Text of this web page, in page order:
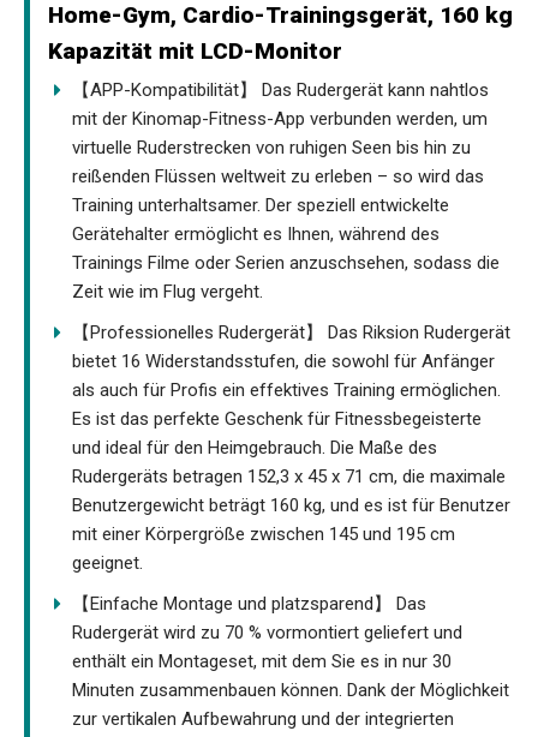
Home-Gym, Cardio-Trainingsgerät, 160 kg
Kapazität mit LCD-Monitor
【APP-Kompatibilität】 Das Rudergerät kann nahtlos
mit der Kinomap-Fitness-App verbunden werden, um
virtuelle Ruderstrecken von ruhigen Seen bis hin zu
reißenden Flüssen weltweit zu erleben – so wird das
Training unterhaltsamer. Der speziell entwickelte
Gerätehalter ermöglicht es Ihnen, während des
Trainings Filme oder Serien anzuschsehen, sodass die
Zeit wie im Flug vergeht.
【Professionelles Rudergerät】 Das Riksion Rudergerät
bietet 16 Widerstandsstufen, die sowohl für Anfänger
als auch für Profis ein effektives Training ermöglichen.
Es ist das perfekte Geschenk für Fitnessbegeisterte
und ideal für den Heimgebrauch. Die Maße des
Rudergeräts betragen 152,3 x 45 x 71 cm, die maximale
Benutzergewicht beträgt 160 kg, und es ist für Benutzer
mit einer Körpergröße zwischen 145 und 195 cm
geeignet.
【Einfache Montage und platzsparend】 Das
Rudergerät wird zu 70 % vormontiert geliefert und
enthält ein Montageset, mit dem Sie es in nur 30
Minuten zusammenbauen können. Dank der Möglichkeit
zur vertikalen Aufbewahrung und der integrierten